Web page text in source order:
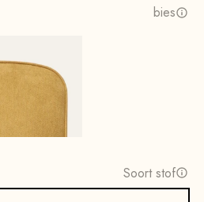
bies
Ja
Soort stof